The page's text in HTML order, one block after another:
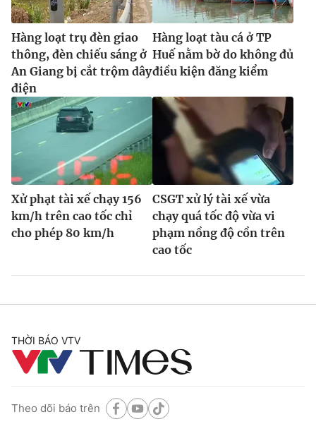
Hàng loạt trụ đèn giao
thông, đèn chiếu sáng ở
An Giang bị cắt trộm dây
điện
Hàng loạt tàu cá ở TP
Huế nằm bờ do không đủ
điều kiện đăng kiểm
Xử phạt tài xế chạy 156
km/h trên cao tốc chỉ
cho phép 80 km/h
CSGT xử lý tài xế vừa
chạy quá tốc độ vừa vi
phạm nồng độ cồn trên
cao tốc
THỜI BÁO VTV
Theo dõi báo trên